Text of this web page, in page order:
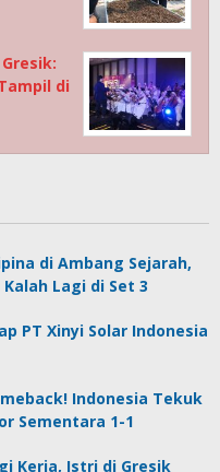
di
di Ambang Sejarah,
Lagi di Set 3
PT Xinyi Solar Indonesia
Indonesia Tekuk
Sementara 1-1
Kerja, Istri di Gresik